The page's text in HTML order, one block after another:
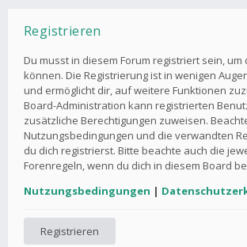
Registrieren
Du musst in diesem Forum registriert sein, um
können. Die Registrierung ist in wenigen
und ermöglicht dir, auf weitere Funktionen
Board-Administration kann registrierten
zusätzliche Berechtigungen zuweisen.
Nutzungsbedingungen und die verwandten
du dich registrierst. Bitte beachte auch die
Forenregeln, wenn du dich in diesem Board
Nutzungsbedingungen |
Registrieren